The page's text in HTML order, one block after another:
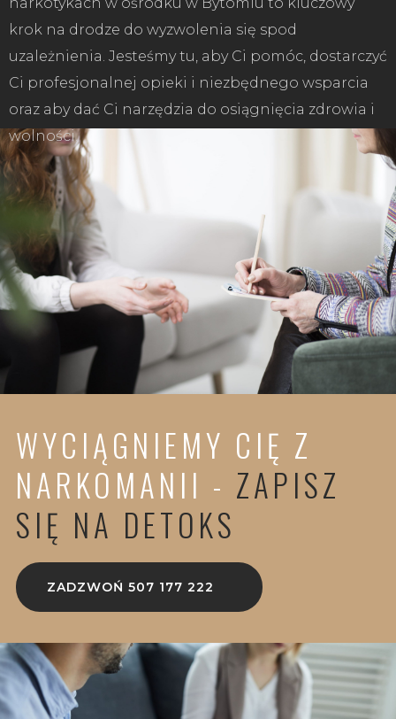
krok na drodze do wyzwolenia się spod
uzależnienia. Jesteśmy tu, aby Ci pomóc, dostarczyć
Ci profesjonalnej opieki i niezbędnego wsparcia
oraz aby dać Ci narzędzia do osiągnięcia zdrowia i
wolności.
WYCIĄGNIEMY CIĘ Z
NARKOMANII - ZAPISZ
SIĘ NA DETOKS
ZADZWOŃ 507 177 222